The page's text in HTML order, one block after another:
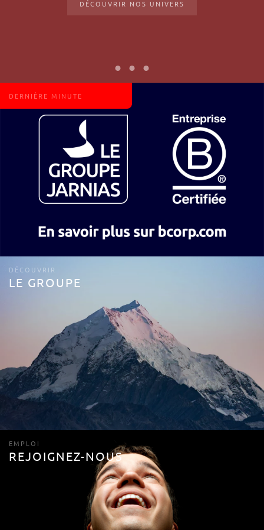
Le spécialiste des travaux
Une entreprise forte et
Des solutions adaptées
DERNIÈRE MINUTE
DÉCOUVRIR
LE GROUPE
EMPLOI
REJOIGNEZ-NOUS